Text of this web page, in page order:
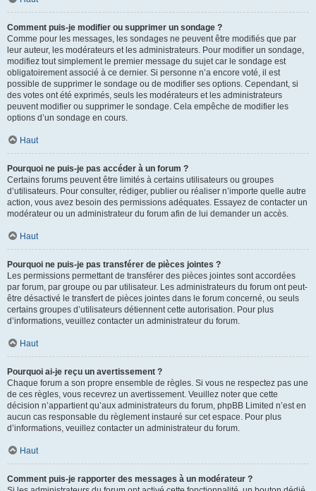
Comment puis-je modifier ou supprimer un sondage ?
Comme pour les messages, les sondages ne peuvent être modifiés que par
leur auteur, les modérateurs et les administrateurs. Pour modifier un sondage,
modifiez tout simplement le premier message du sujet car le sondage est
obligatoirement associé à ce dernier. Si personne n’a encore voté, il est
possible de supprimer le sondage ou de modifier ses options. Cependant, si
des votes ont été exprimés, seuls les modérateurs et les administrateurs
peuvent modifier ou supprimer le sondage. Cela empêche de modifier les
options d’un sondage en cours.
Haut
Pourquoi ne puis-je pas accéder à un forum ?
Certains forums peuvent être limités à certains utilisateurs ou groupes
d’utilisateurs. Pour consulter, rédiger, publier ou réaliser n’importe quelle autre
action, vous avez besoin des permissions adéquates. Essayez de contacter un
modérateur ou un administrateur du forum afin de lui demander un accès.
Haut
Pourquoi ne puis-je pas transférer de pièces jointes ?
Les permissions permettant de transférer des pièces jointes sont accordées
par forum, par groupe ou par utilisateur. Les administrateurs du forum ont peut-
être désactivé le transfert de pièces jointes dans le forum concerné, ou seuls
certains groupes d’utilisateurs détiennent cette autorisation. Pour plus
d’informations, veuillez contacter un administrateur du forum.
Haut
Pourquoi ai-je reçu un avertissement ?
Chaque forum a son propre ensemble de règles. Si vous ne respectez pas une
de ces règles, vous recevrez un avertissement. Veuillez noter que cette
décision n’appartient qu’aux administrateurs du forum, phpBB Limited n’est en
aucun cas responsable du règlement instauré sur cet espace. Pour plus
d’informations, veuillez contacter un administrateur du forum.
Haut
Comment puis-je rapporter des messages à un modérateur ?